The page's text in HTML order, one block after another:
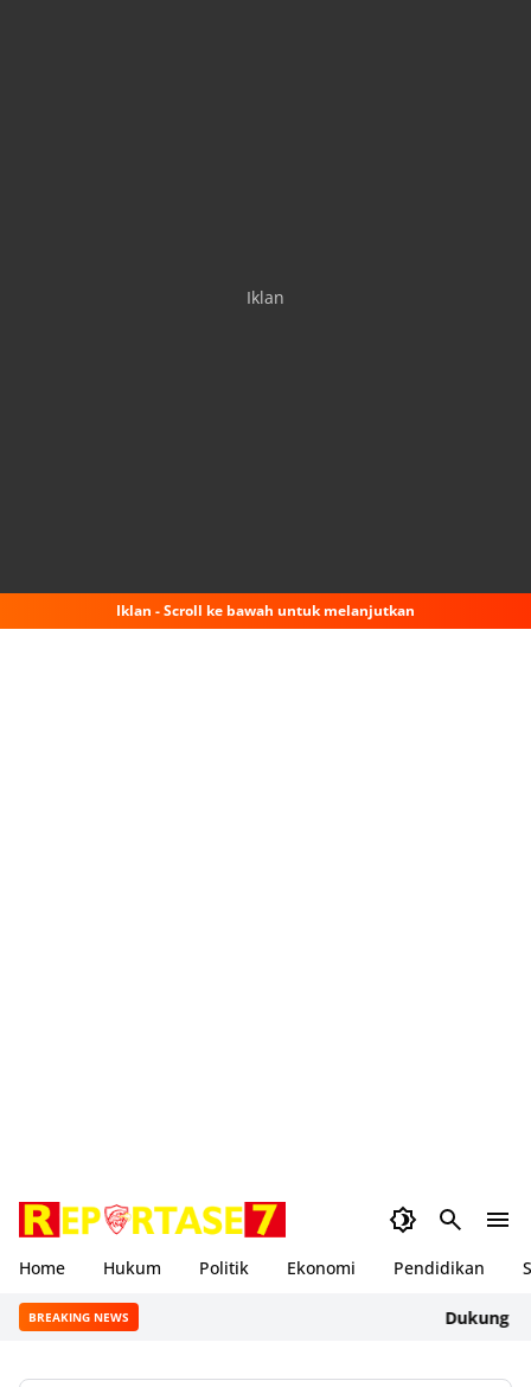
Iklan
Iklan - Scroll ke bawah untuk melanjutkan
Home Hukum Politik Ekonomi Pendidikan
BREAKING NEWS Dukung